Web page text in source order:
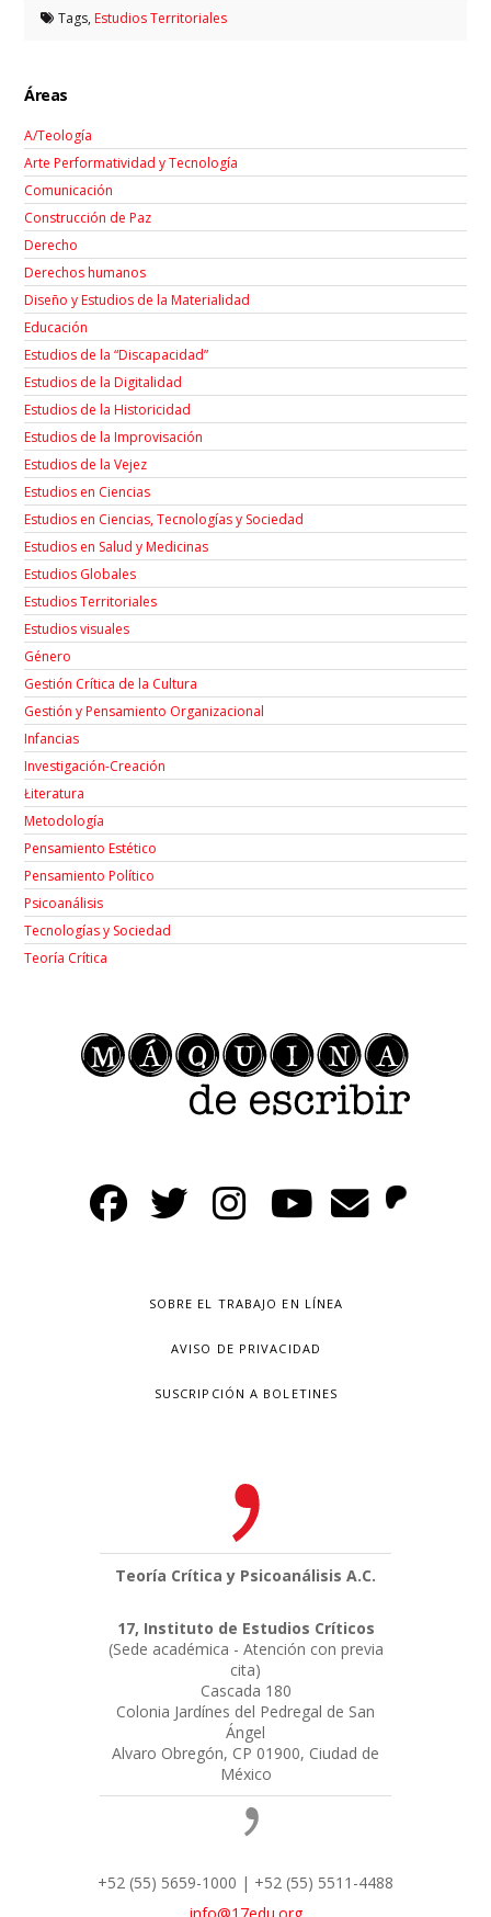
Tags,Estudios Territoriales
Áreas
A/Teología
Arte Performatividad y Tecnología
Comunicación
Construcción de Paz
Derecho
Derechos humanos
Diseño y Estudios de la Materialidad
Educación
Estudios de la “Discapacidad”
Estudios de la Digitalidad
Estudios de la Historicidad
Estudios de la Improvisación
Estudios de la Vejez
Estudios en Ciencias
Estudios en Ciencias, Tecnologías y Sociedad
Estudios en Salud y Medicinas
Estudios Globales
Estudios Territoriales
Estudios visuales
Género
Gestión Crítica de la Cultura
Gestión y Pensamiento Organizacional
Infancias
Investigación-Creación
Łiteratura
Metodología
Pensamiento Estético
Pensamiento Político
Psicoanálisis
Tecnologías y Sociedad
Teoría Crítica
SOBRE EL TRABAJO EN LÍNEA
AVISO DE PRIVACIDAD
SUSCRIPCIÓN A BOLETINES
Teoría Crítica y Psicoanálisis A.C.
17, Instituto de Estudios Críticos
(Sede académica - Atención con previa
cita)
Cascada 180
Colonia Jardínes del Pedregal de San
Ángel
Alvaro Obregón, CP 01900, Ciudad de
México
+52 (55) 5659-1000 | +52 (55) 5511-4488